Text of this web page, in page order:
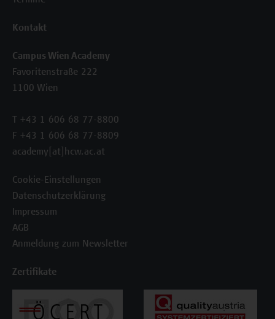
Kontakt
Campus Wien Academy
Favoritenstraße 222
1100 Wien
T +43 1 606 68 77-8800
F +43 1 606 68 77-8809
academy[at]hcw.ac.at
Cookie-Einstellungen
Datenschutzerklärung
Impressum
AGB
Anmeldung zum Newsletter
Zertifikate